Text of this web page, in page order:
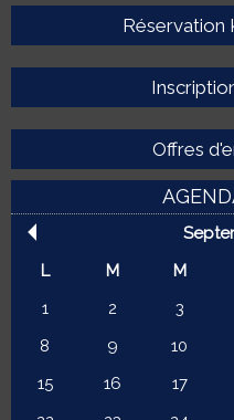
Réservation
Offres
L
M M
1
2 3
8
9 10
15
16 17